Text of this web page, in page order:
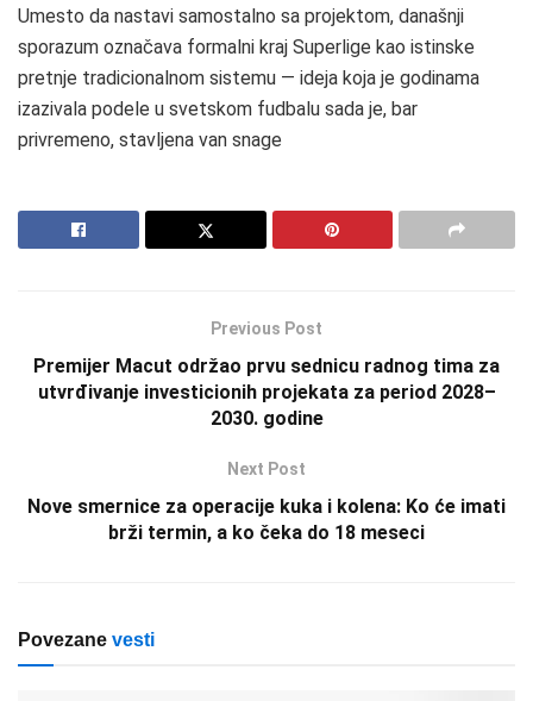
Umesto da nastavi samostalno sa projektom, današnji
sporazum označava formalni kraj Superlige kao istinske
pretnje tradicionalnom sistemu — ideja koja je godinama
izazivala podele u svetskom fudbalu sada je, bar
privremeno, stavljena van snage
Previous Post
Premijer Macut održao prvu sednicu radnog tima za
utvrđivanje investicionih projekata za period 2028–
2030. godine
Next Post
Nove smernice za operacije kuka i kolena: Ko će imati
brži termin, a ko čeka do 18 meseci
Povezane vesti